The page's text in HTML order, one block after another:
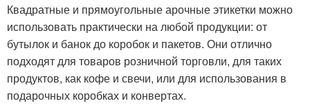
Квадратные и прямоугольные арочные этикетки можно
использовать практически на любой продукции: от
бутылок и банок до коробок и пакетов. Они отлично
подходят для товаров розничной торговли, для таких
продуктов, как кофе и свечи, или для использования в
подарочных коробках и конвертах.